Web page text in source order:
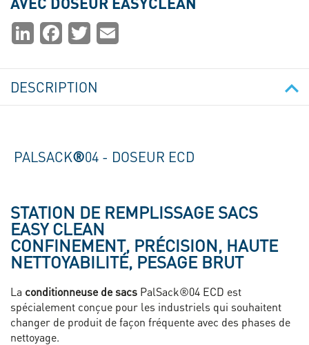
PartagerLinkedInFacebookTwitter
DESCRIPTION
PALSACK®04 - DOSEUR ECD
STATION DE REMPLISSAGE SACS
EASY CLEAN
CONFINEMENT, PRÉCISION, HAUTE
NETTOYABILITÉ, PESAGE BRUT
La conditionneuse de sacs PalSack®04 ECD est
spécialement conçue pour les industriels qui souhaitent
changer de produit de façon fréquente avec des phases de
nettoyage.